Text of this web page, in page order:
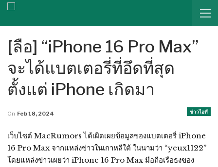
[ลือ] “iPhone 16 Pro Max”
จะได้แบตเตอรี่ที่อึดที่สุด
ตั้งแต่ iPhone เกิดมา
ข่าวไอที
On Feb 18, 2024
เว็บไซต์ MacRumors ได้เผิดเผยข้อมูลของแบตเตอรี่ iPhone
16 Pro Max จากแหล่งข่าวในเกาหลีใต้ ในนามว่า “yeux1122”
โดยแหล่งข่าวเผยว่า iPhone 16 Pro Max มือถือเรือธงของ